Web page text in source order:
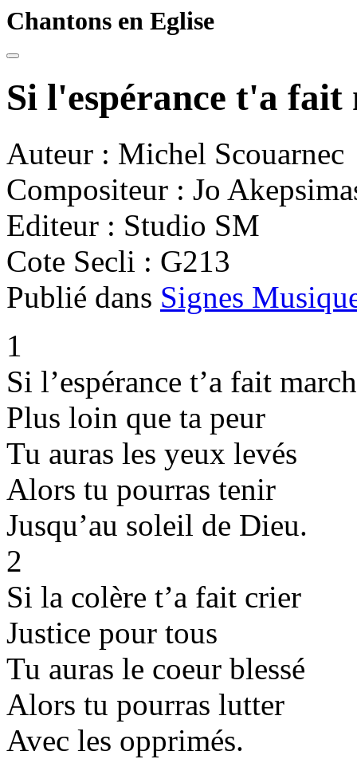
Chantons en Eglise
Si l'espérance t'a fait
Auteur : Michel Scouarnec
Compositeur : Jo
Editeur : Studio SM
Cote Secli : G213
Publié dans Signes
1
Si l’espérance t’a fait
Plus loin que ta peur
Tu auras les yeux levés
Alors tu pourras tenir
Jusqu’au soleil de Dieu.
2
Si la colère t’a fait crier
Justice pour tous
Tu auras le coeur blessé
Alors tu pourras lutter
Avec les opprimés.